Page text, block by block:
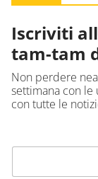
Iscriviti
tam-tam
Non perdere
settimana con le
con tutte le